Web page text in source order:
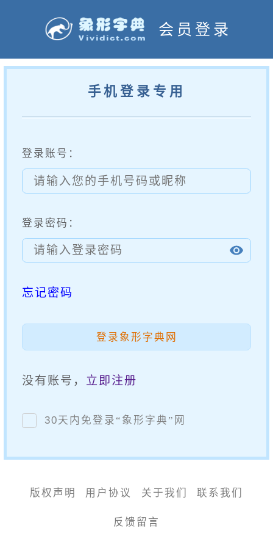
会员登录
手机登录专用
登录账号：
登录密码：
忘记密码
登录象形字典网
没有账号， 立即注册
30天内免登录 “ 象形字典 ” 网
版权声明 用户协议 关于我们 联系我们
反馈留言